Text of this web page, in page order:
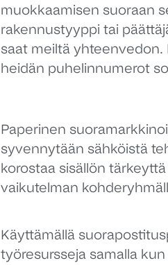
muokkaamisen suoraan
rakennustyyppi tai
saat meiltä yhteenvedon.
heidän puhelinnumerot
Paperinen
syvennytään sähköistä
korostaa sisällön
vaikutelman
Käyttämällä
työresursseja samalla